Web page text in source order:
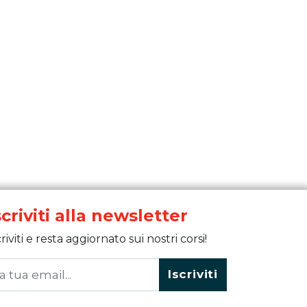
alla newsletter
e resta aggiornato sui nostri corsi!
Iscriviti